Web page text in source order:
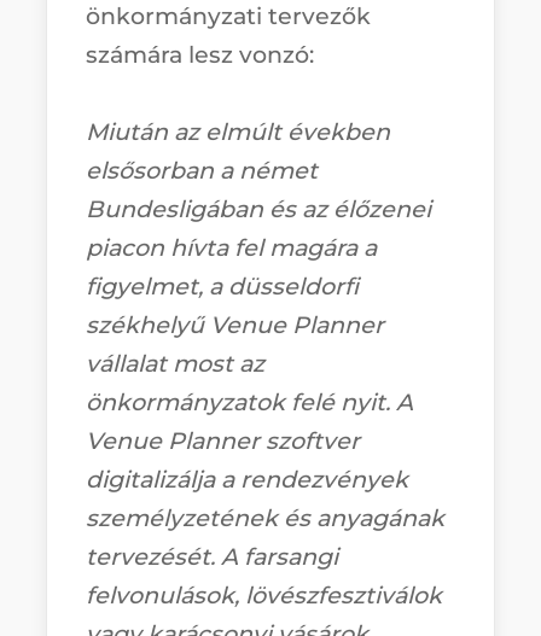
önkormányzati tervezők
számára lesz vonzó:
Miután az elmúlt években
elsősorban a német
Bundesligában és az élőzenei
piacon hívta fel magára a
figyelmet, a düsseldorfi
székhelyű Venue Planner
vállalat most az
önkormányzatok felé nyit. A
Venue Planner szoftver
digitalizálja a rendezvények
személyzetének és anyagának
tervezését. A farsangi
felvonulások, lövészfesztiválok